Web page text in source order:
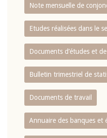
Note mensuelle de
Etudes réalisées dans le
Documents d’études et
Bulletin trimestriel de
Documents de travail
Annuaire des banques et